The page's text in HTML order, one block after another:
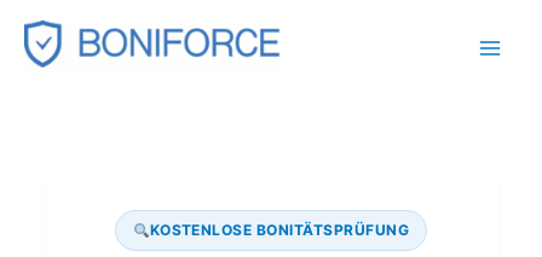
Zum
Inhalt
KOSTENLOSE BONITÄTSPRÜFUNG